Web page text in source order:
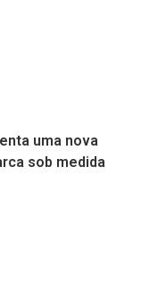
uma nova
sob medida